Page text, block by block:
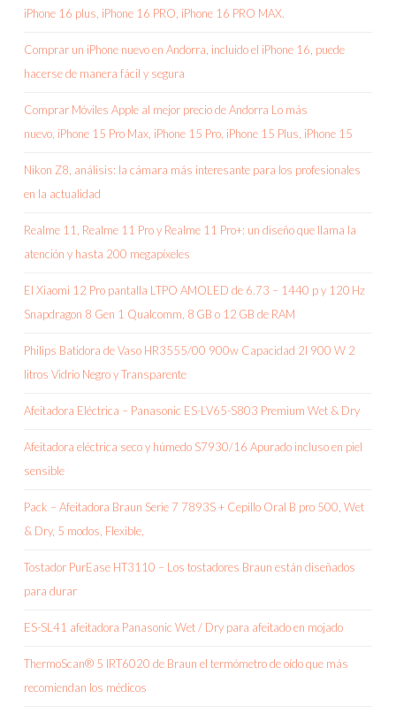
iPhone 16 plus, iPhone 16 PRO, iPhone 16 PRO MAX.
Comprar un iPhone nuevo en Andorra, incluido el iPhone 16, puede
hacerse de manera fácil y segura
Comprar Móviles Apple al mejor precio de Andorra Lo más
nuevo, iPhone 15 Pro Max, iPhone 15 Pro, iPhone 15 Plus, iPhone 15
Nikon Z8, análisis: la cámara más interesante para los profesionales
en la actualidad
Realme 11, Realme 11 Pro y Realme 11 Pro+: un diseño que llama la
atención y hasta 200 megapíxeles
El Xiaomi 12 Pro pantalla LTPO AMOLED de 6.73 – 1440 p y 120 Hz
Snapdragon 8 Gen 1 Qualcomm, 8 GB o 12 GB de RAM
Philips Batidora de Vaso HR3555/00 900w Capacidad 2l 900 W 2
litros Vidrio Negro y Transparente
Afeitadora Eléctrica – Panasonic ES-LV65-S803 Premium Wet & Dry
Afeitadora eléctrica seco y húmedo S7930/16 Apurado incluso en piel
sensible
Pack – Afeitadora Braun Serie 7 7893S + Cepillo Oral B pro 500, Wet
& Dry, 5 modos, Flexible,
Tostador PurEase HT3110 – Los tostadores Braun están diseñados
para durar
ES-SL41 afeitadora Panasonic Wet / Dry para afeitado en mojado
ThermoScan® 5 IRT6020 de Braun el termómetro de oído que más
recomiendan los médicos